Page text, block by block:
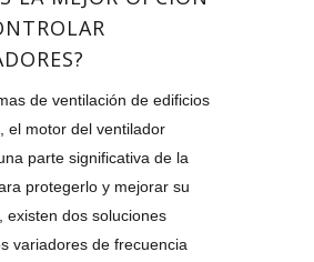
de ventilación de edificios
el motor del ventilador
parte significativa de la
protegerlo y mejorar su
existen dos soluciones
variadores de frecuencia